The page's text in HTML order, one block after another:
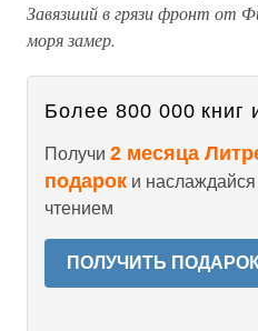
Завязший в грязи фронт от
моря замер.
Более 800 000 книг
Получи 2 месяца
подарок и
чтением
ПОЛУЧИТЬ